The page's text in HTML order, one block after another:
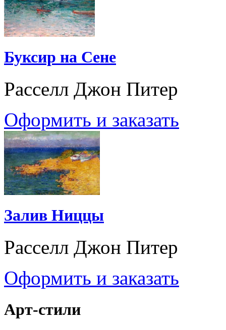
Буксир на Сене
Расселл Джон Питер
Оформить и заказать
Залив Ниццы
Расселл Джон Питер
Оформить и заказать
Арт-стили